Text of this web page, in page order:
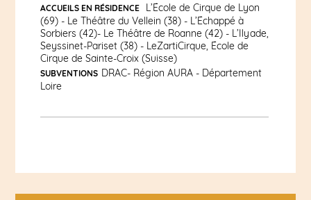
ACCUEILS EN RÉSIDENCE
L’École de Cirque de Lyon
(69) - Le Théâtre du Vellein (38) - L’Échappé à
Sorbiers (42)- Le Théâtre de Roanne (42) - L’Ilyade,
Seyssinet-Pariset (38) - LeZartiCirque, École de
Cirque de Sainte-Croix (Suisse)
SUBVENTIONS DRAC- Région AURA - Département
Loire